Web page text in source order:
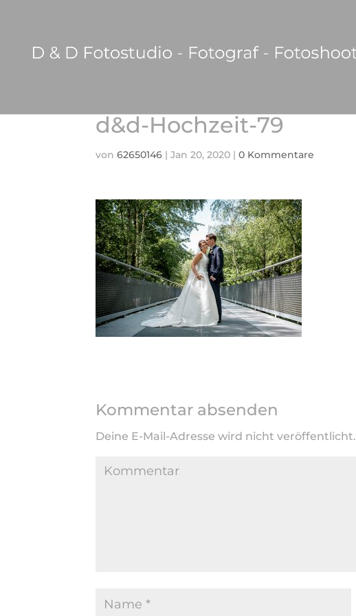
d&d-Hochzeit-79
von 62650146 | Jan 20, 2020 | 0 Kommentare
Kommentar absenden
Deine E-Mail-Adresse wird nicht veröffentlicht.